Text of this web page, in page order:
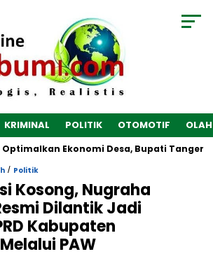
KRIMINAL POLITIK OTOMOTIF
Ekonomi Desa, Bupati
/ Politik
Kosong, Nugraha
Dilantik Jadi
Kabupaten
PAW